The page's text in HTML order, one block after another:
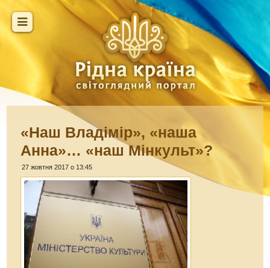
«Наш Владімір», «наша
Анна»… «наш Мінкульт»?
27 жовтня 2017 о 13:45